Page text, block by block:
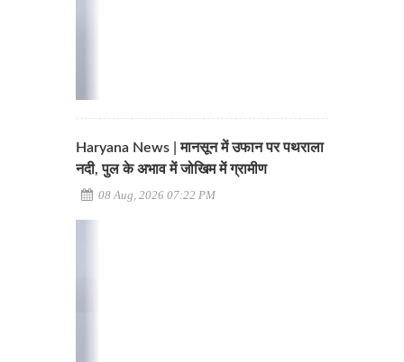
Haryana News | मानसून में उफान पर पथराला
नदी, पुल के अभाव में जोखिम में ग्रामीण
08 Aug, 2026 07:22 PM